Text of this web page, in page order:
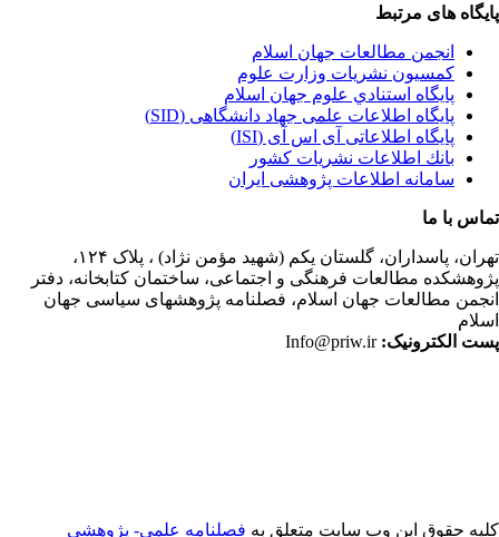
های مرتبط
انجمن مطالعات جهان اسلام
کمسیون نشریات وزارت علوم
پايگاه استنادي علوم جهان اسلام
پایگاه اطلاعات علمی جهاد دانشگاهی (SID)
پایگاه اطلاعاتی آی اس آی (ISI)
بانك اطلاعات نشريات كشور
سامانه اطلاعات پژوهشی ایران
با ما
پاسداران، گلستان یکم (شهید مؤمن نژاد) ، پلاک ۱۲۴،
مطالعات فرهنگی و اجتماعی، ساختمان کتابخانه، دفتر
مطالعات جهان اسلام، فصلنامه پژوهشهای سیاسی جهان
الکترونیک:Info@priw.ir
حقوق این وب سایت متعلق بهفصلنامه علمي- پژوهشي